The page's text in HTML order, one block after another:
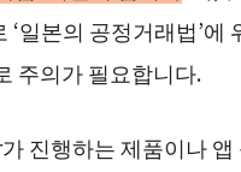
‘일본의 공정거래법’에
주의가 필요합니다.
진행하는 제품이나 앱